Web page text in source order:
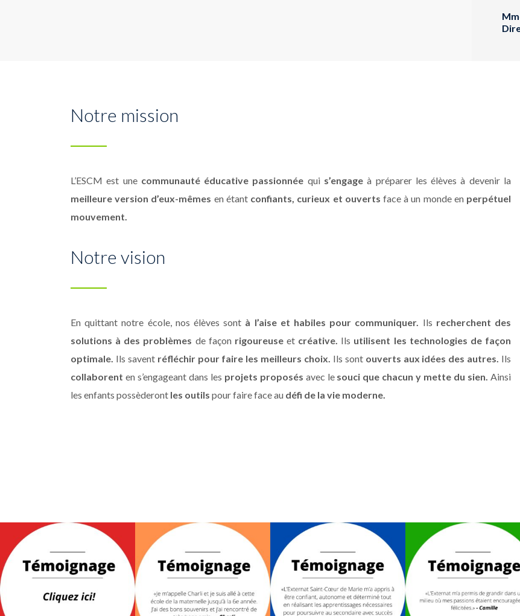
Notre mission
L’ESCM est unecommunauté éducative passionnée qui s’engage à préparer les élèves à devenir la
meilleure version d’eux-mêmes en étant confiants, curieux et ouverts face à un monde en perpétuel
mouvement.
Notre vision
En quittant notre école, nos élèves sont à l’aise et habiles pour communiquer. Ils recherchent des
solutions à des problèmes de façon rigoureuseet créative. Ils utilisent les technologies de façon
optimale. Ils saventréfléchir pour faire les meilleurs choix. Ils sont ouverts aux idées des autres. Ils
collaborent en s’engageant dans les projets proposés avec le souci que chacun y mette du sien. Ainsi
les enfants possèderont les outils pour faire face au défi de la vie moderne.